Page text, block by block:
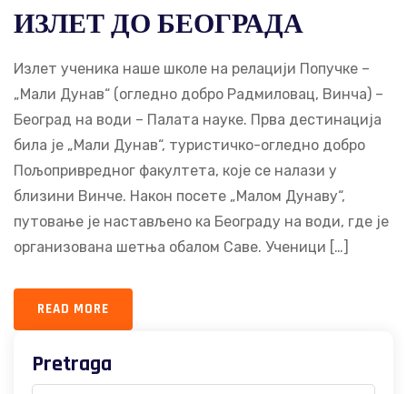
ИЗЛЕТ ДО БЕОГРАДА
Излет ученика наше школе на релацији Попучке –
„Мали Дунав“ (огледно добро Радмиловац, Винча) –
Београд на води – Палата науке. Прва дестинација
била је „Мали Дунав“, туристичко-огледно добро
Пољопривредног факултета, које се налази у
близини Винче. Након посете „Малом Дунаву“,
путовање је настављено ка Београду на води, где је
организована шетња обалом Саве. Ученици […]
READ MORE
Pretraga